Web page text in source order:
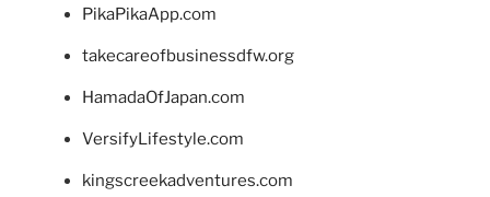
PikaPikaApp.com
takecareofbusinessdfw.org
HamadaOfJapan.com
VersifyLifestyle.com
kingscreekadventures.com